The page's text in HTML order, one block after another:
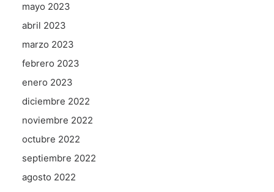
mayo 2023
abril 2023
marzo 2023
febrero 2023
enero 2023
diciembre 2022
noviembre 2022
octubre 2022
septiembre 2022
agosto 2022